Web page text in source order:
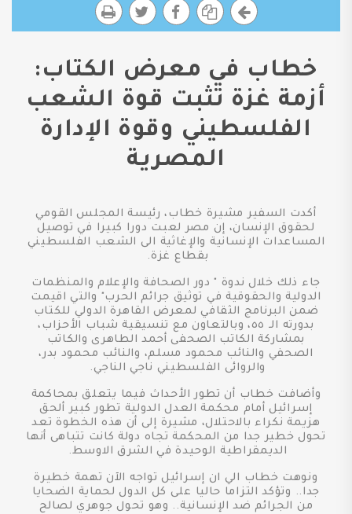
خطاب في معرض الكتاب:
أزمة غزة تثبت قوة الشعب
الفلسطيني وقوة الإدارة
المصرية
أكدت السفير مشيرة خطاب، رئيسة المجلس القومي
لحقوق الإنسان، إن مصر لعبت دورا كبيرا في توصيل
المساعدات الإنسانية والإغاثية الى الشعب الفلسطيني
بقطاع غزة.
جاء ذلك خلال ندوة " دور الصحافة والإعلام والمنظمات
الدولية والحقوقية في توثيق جرائم الحرب" والتي اقيمت
ضمن البرنامج الثقافي لمعرض القاهرة الدولي للكتاب
بدورته الـ ٥٥، وبالتعاون مع تنسيقية شباب الأحزاب،
بمشاركة الكاتب الصحفى أحمد الطاهرى والكاتب
الصحفي والنائب محمود مسلم، والنائب محمود بدر،
والروائى الفلسطيني ناجي الناجي.
وأضافت خطاب أن تطور الأحداث فيما يتعلق بمحاكمة
إسرائيل أمام محكمة العدل الدولية تطور كبير ألحق
هزيمة نكراء بالاحتلال، مشيرة إلى أن هذه الخطوة تعد
تحول خطير جدا من المحكمة تجاه دولة كانت تتباهى أنها
الديمقراطية الوحيدة في الشرق الاوسط.
ونوهت خطاب الي ان إسرائيل تواجه الآن تهمة خطيرة
جدا.. وتؤكد التزاما حاليا على كل الدول لحماية الضحايا
من الجرائم ضد الإنسانية.. وهو تحول جوهري لصالح